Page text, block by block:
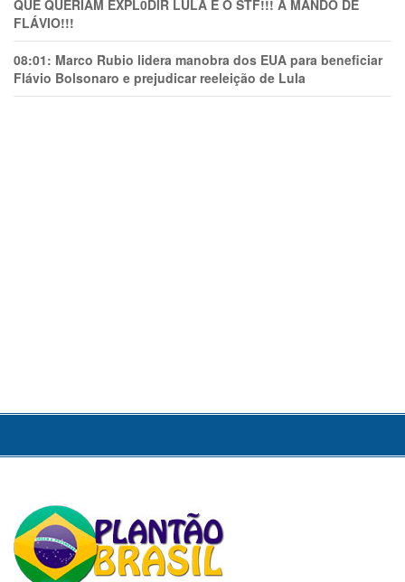
QUE QUERIAM EXPL0DlR LULA E O STF!!! A MANDO DE
FLÁVIO!!!
08:01: Marco Rubio lidera manobra dos EUA para beneficiar
Flávio Bolsonaro e prejudicar reeleição de Lula